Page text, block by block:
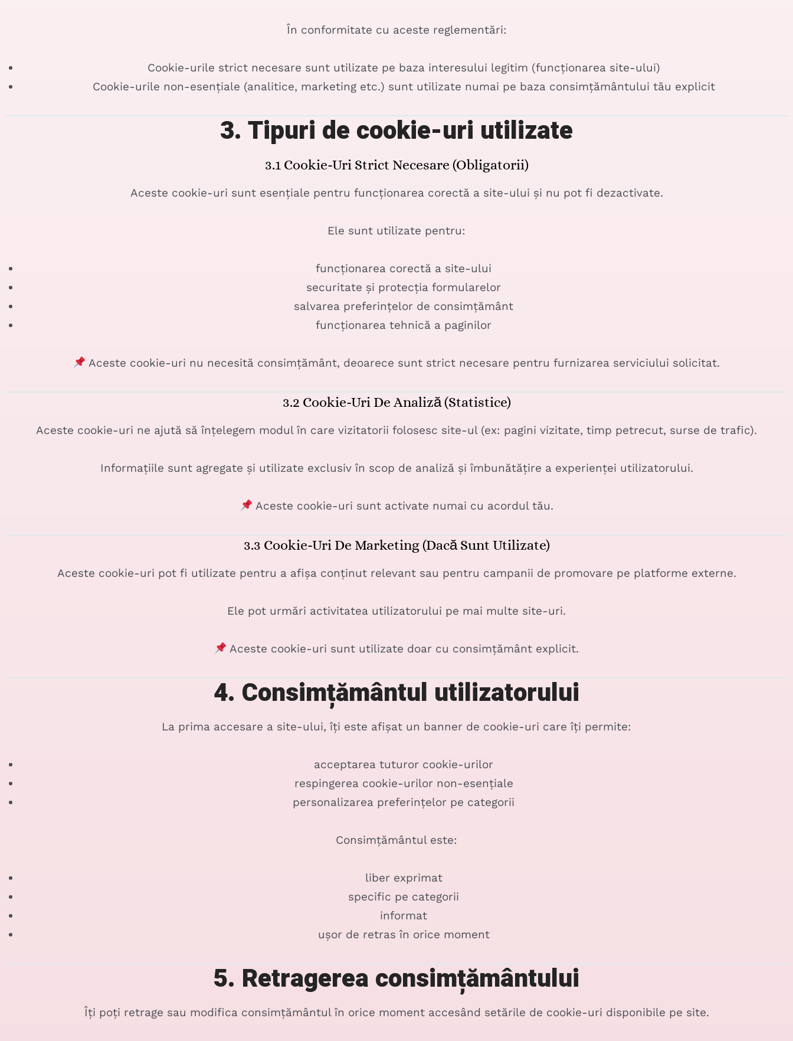
În conformitate cu aceste reglementări:
Cookie-urile strict necesare sunt utilizate pe baza interesului legitim (funcționarea site-ului)
Cookie-urile non-esențiale (analitice, marketing etc.) sunt utilizate numai pe baza consimțământului tău explicit
3. Tipuri de cookie-uri utilizate
3.1 Cookie-Uri Strict Necesare (obligatorii)
Aceste cookie-uri sunt esențiale pentru funcționarea corectă a site-ului și nu pot fi dezactivate.
Ele sunt utilizate pentru:
funcționarea corectă a site-ului
securitate și protecția formularelor
salvarea preferințelor de consimțământ
funcționarea tehnică a paginilor
Aceste cookie-uri nu necesită consimțământ, deoarece sunt strict necesare pentru furnizarea serviciului solicitat.
3.2 Cookie-Uri De Analiză (statistice)
Aceste cookie-uri ne ajută să înțelegem modul în care vizitatorii folosesc site-ul (ex: pagini vizitate, timp petrecut, surse de trafic).
Informațiile sunt agregate și utilizate exclusiv în scop de analiză și îmbunătățire a experienței utilizatorului.
Aceste cookie-uri sunt activate numai cu acordul tău.
3.3 Cookie-Uri De Marketing (dacă Sunt Utilizate)
Aceste cookie-uri pot fi utilizate pentru a afișa conținut relevant sau pentru campanii de promovare pe platforme externe.
Ele pot urmări activitatea utilizatorului pe mai multe site-uri.
Aceste cookie-uri sunt utilizate doar cu consimțământ explicit.
4. Consimțământul utilizatorului
La prima accesare a site-ului, îți este afișat un banner de cookie-uri care îți permite:
acceptarea tuturor cookie-urilor
respingerea cookie-urilor non-esențiale
personalizarea preferințelor pe categorii
Consimțământul este:
liber exprimat
specific pe categorii
informat
ușor de retras în orice moment
5. Retragerea consimțământului
Îți poți retrage sau modifica consimțământul în orice moment accesând setările de cookie-uri disponibile pe site.